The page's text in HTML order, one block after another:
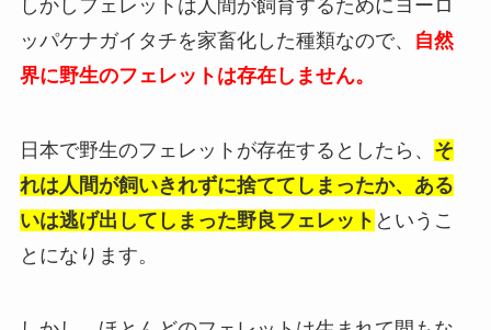
しかしフェレットは人間が飼育するためにヨーロ
ッパケナガイタチを家畜化した種類なので、
自然
界に野生のフェレットは存在しません。
日本で野生のフェレットが存在するとしたら、 そ
れは人間が飼いきれずに捨ててしまったか、ある
いは逃げ出してしまった野良フェレット というこ
とになります。